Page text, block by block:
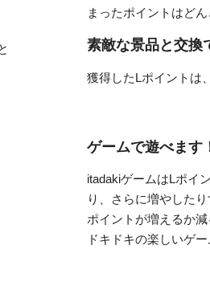
まったポイントはど
素敵な景品と交換
獲得したLポイントは
ゲームで遊べます
itadakiゲームはLポイ
り、さらに増やした
ポイントが増えるか
ドキドキの楽しいゲ